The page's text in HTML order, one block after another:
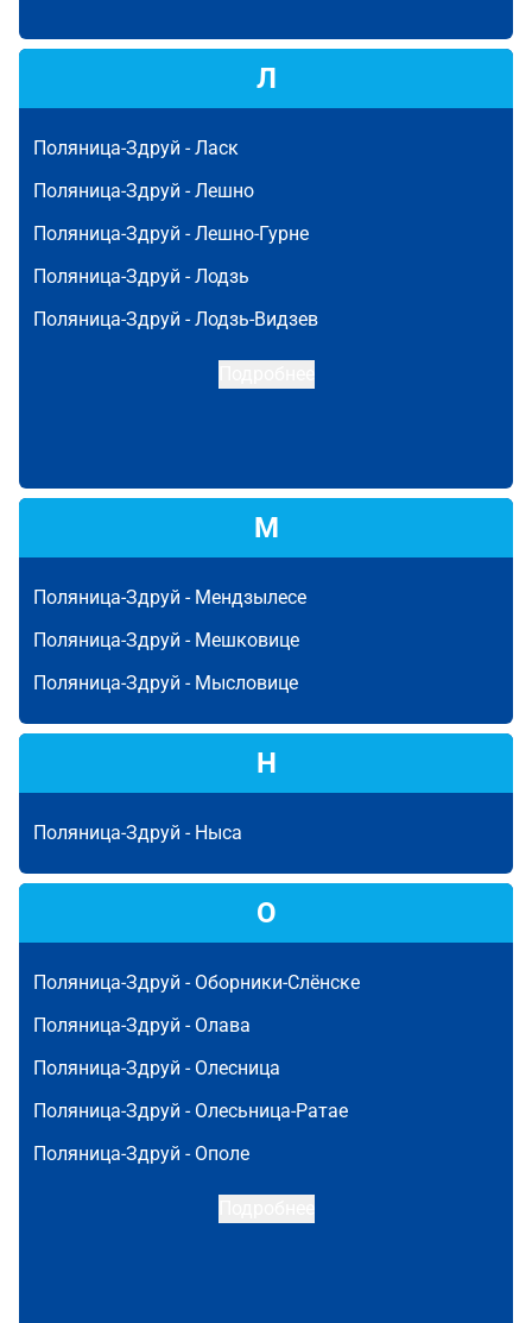
Л
Поляница-Здруй -Ласк
Поляница-Здруй -Лешно
Поляница-Здруй -Лешно-Гурне
Поляница-Здруй -Лодзь
Поляница-Здруй -Лодзь-Видзев
М
Поляница-Здруй - Мендзылесе
Поляница-Здруй - Мешковице
Поляница-Здруй - Мысловице
Н
Поляница-Здруй - Ныса
О
Поляница-Здруй - Оборники-Слёнске
Поляница-Здруй - Олава
Поляница-Здруй - Олесница
Поляница-Здруй - Олесьница-Ратае
Поляница-Здруй - Ополе